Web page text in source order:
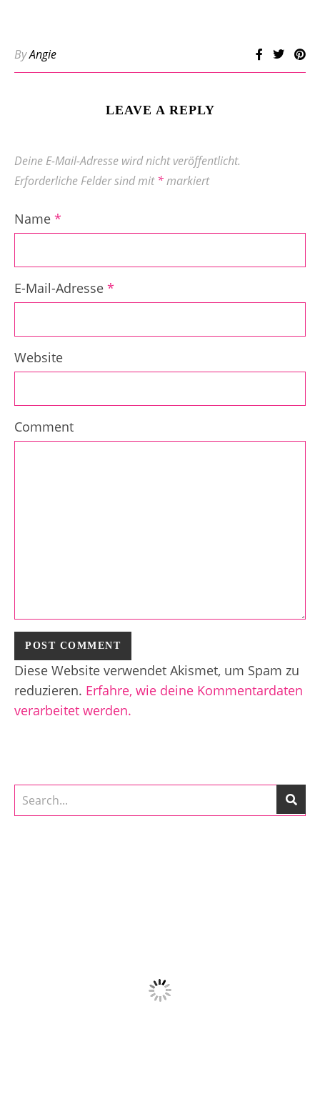
ByAngie
LEAVE A REPLY
Deine E-Mail-Adresse wird nicht veröffentlicht.
Erforderliche Felder sind mit*markiert
Name *
E-Mail-Adresse *
Website
Comment
Diese Website verwendet Akismet, um Spam zu
reduzieren. Erfahre, wie deine Kommentardaten
verarbeitet werden.